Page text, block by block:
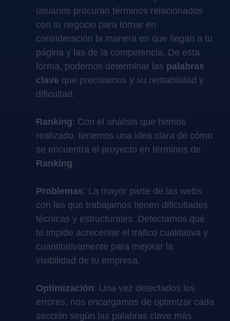
usuarios procuran términos relacionados
con tu negocio para tomar en
consideración la manera en que llegan a tu
página y las de la competencia. De esta
forma, podemos determinar las palabras
clave que precisamos y su rentabilidad y
dificultad.
Ranking: Con el análisis que hemos
realizado, tenemos una idea clara de cómo
se encuentra el proyecto en términos de
Ranking.
Problemas: La mayor parte de las webs
con las que trabajamos tienen dificultades
técnicas y estructurales. Detectamos qué
te impide acrecentar el tráfico cualitativa y
cuantitativamente para mejorar la
visibilidad de tu empresa.
Optimización: Una vez detectados los
errores, nos encargamos de optimizar cada
sección según las palabras clave más